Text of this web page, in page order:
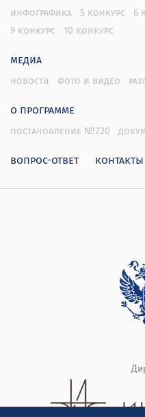
инфографика 5 конкурс 6
9 конкурс
10 конкурс
медиа
новости фото и видео
о программе
постановление №220
вопрос-ответ контакты